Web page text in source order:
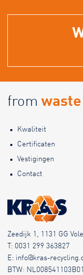
from waste
Kwaliteit
Certificaten
Vestigingen
Contact
Zeedijk 1, 1131 GG
T: 0031 299 363827
E: info@kras-
BTW: NL008541103B01